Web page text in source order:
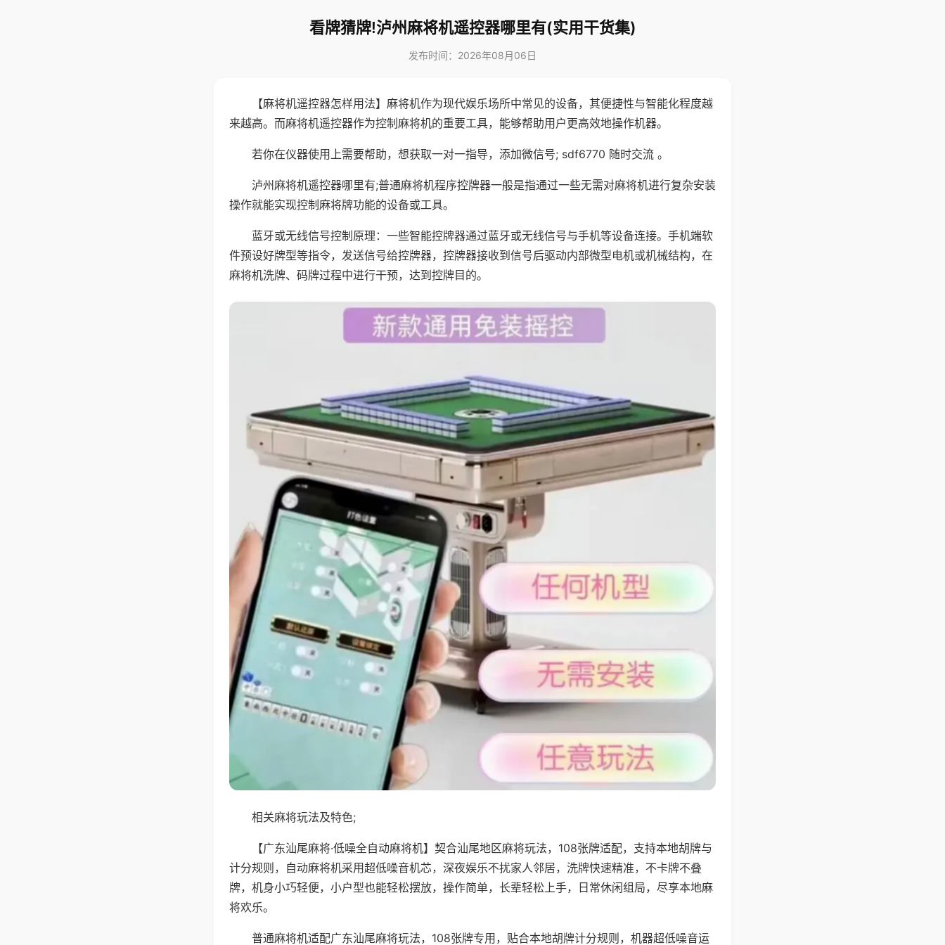
看牌猜牌!泸州麻将机遥控器哪里有(实用干货集)
发布时间：2026年08月06日
【麻将机遥控器怎样用法】麻将机作为现代娱乐场所中常见的设备，其便捷性与智能化程度越
来越高。而麻将机遥控器作为控制麻将机的重要工具，能够帮助用户更高效地操作机器。
若你在仪器使用上需要帮助，想获取一对一指导，添加微信号; sdf6770 随时交流 。
泸州麻将机遥控器哪里有;普通麻将机程序控牌器一般是指通过一些无需对麻将机进行复杂安装
操作就能实现控制麻将牌功能的设备或工具。
蓝牙或无线信号控制原理：一些智能控牌器通过蓝牙或无线信号与手机等设备连接。手机端软
件预设好牌型等指令，发送信号给控牌器，控牌器接收到信号后驱动内部微型电机或机械结构，在
麻将机洗牌、码牌过程中进行干预，达到控牌目的。
相关麻将玩法及特色;
【广东汕尾麻将·低噪全自动麻将机】契合汕尾地区麻将玩法，108张牌适配，支持本地胡牌与
计分规则，自动麻将机采用超低噪音机芯，深夜娱乐不扰家人邻居，洗牌快速精准，不卡牌不叠
牌，机身小巧轻便，小户型也能轻松摆放，操作简单，长辈轻松上手，日常休闲组局，尽享本地麻
将欢乐。
普通麻将机适配广东汕尾麻将玩法，108张牌专用，贴合本地胡牌计分规则，机器超低噪音运